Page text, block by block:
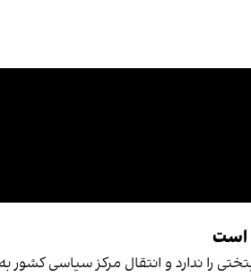
است
را ندارد و انتقال مرکز سیاسی